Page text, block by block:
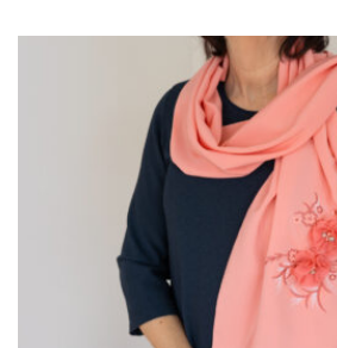
Has
The
May
Be